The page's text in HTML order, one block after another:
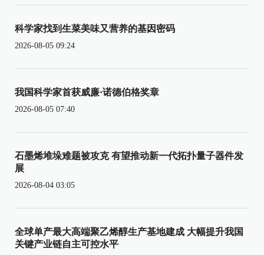
科学家找到生菜美味又营养的基因密码
2026-08-05 09:24
我国科学家首获威廉·诺德伯格奖章
2026-08-05 07:40
石墨烯堆垛难题被攻克 有望推动新一代拓扑量子器件发
展
2026-08-04 03:05
全球单产最大高端聚乙烯醇生产基地建成 大幅提升我国
关键产业链自主可控水平